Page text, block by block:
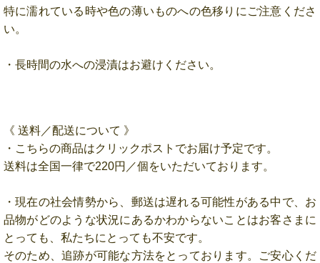
特に濡れている時や色の薄いものへの色移りにご注意くださ
い。
・長時間の水への浸漬はお避けください。
《 送料／配送について 》
・こちらの商品はクリックポストでお届け予定です。
送料は全国一律で220円／個をいただいております。
・現在の社会情勢から、郵送は遅れる可能性がある中で、お
品物がどのような状況にあるかわからないことはお客さまに
とっても、私たちにとっても不安です。
そのため、追跡が可能な方法をとっております。ご安心くだ